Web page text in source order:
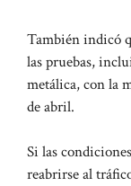
También indicó
las pruebas,
metálica, con la
de abril.
Si las
reabrirse al